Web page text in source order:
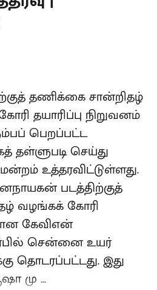
தணிக்கை சான்றிதழ்
தயாரிப்பு நிறுவனம்
பெறப்பட்ட
தள்ளுபடி செய்து
உத்தரவிட்டுள்ளது.
படத்திற்குத்
வழங்கக் கோரி
கேவிஎன்
சென்னை உயர்
தொடரப்பட்டது. இது
மு ...